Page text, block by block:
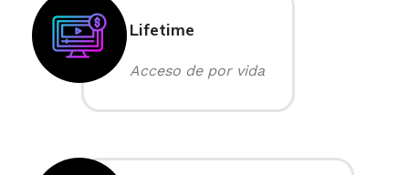
Lifetime
Acceso de por vida